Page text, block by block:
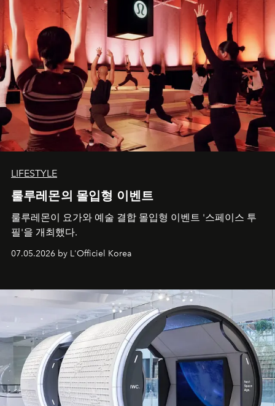
LIFESTYLE
룰루레몬의 몰입형 이벤트
룰루레몬이 요가와 예술 결합 몰입형 이벤트 '스페이스 투
필'을 개최했다.
07.05.2026 by L'Officiel Korea